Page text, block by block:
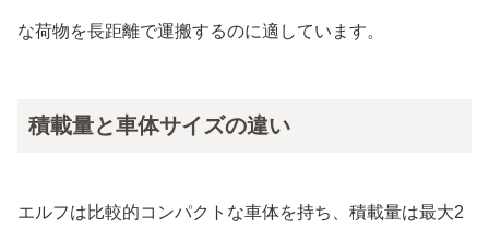
な荷物を長距離で運搬するのに適しています。
積載量と車体サイズの違い
エルフは比較的コンパクトな車体を持ち、積載量は最大2